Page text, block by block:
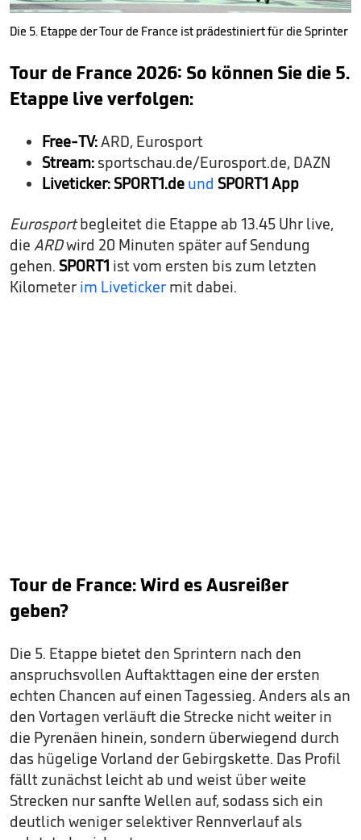
Die 5. Etappe der Tour de France ist prädestiniert für die Sprinter
Tour de France 2026: So können Sie die 5.
Etappe live verfolgen:
Free-TV:ARD, Eurosport
Stream: sportschau.de/Eurosport.de, DAZN
Liveticker:SPORT1.de und SPORT1 App
Eurosportbegleitet die Etappe ab 13.45 Uhr live,
die ARDwird 20 Minuten später auf Sendung
gehen. SPORT1 ist vom ersten bis zum letzten
Kilometer im Liveticker mit dabei.
Tour de France: Wird es Ausreißer
geben?
Die 5. Etappe bietet den Sprintern nach den
anspruchsvollen Auftakttagen eine der ersten
echten Chancen auf einen Tagessieg. Anders als an
den Vortagen verläuft die Strecke nicht weiter in
die Pyrenäen hinein, sondern überwiegend durch
das hügelige Vorland der Gebirgskette. Das Profil
fällt zunächst leicht ab und weist über weite
Strecken nur sanfte Wellen auf, sodass sich ein
deutlich weniger selektiver Rennverlauf als